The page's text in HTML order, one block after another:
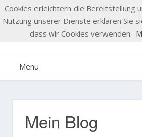
k
c
Bastel-Ide
Menu
Mein Blog
Cookies erleichtern die Bereitstellung
Nutzung unserer Dienste erklären Sie
dass wir Cookies verwenden.